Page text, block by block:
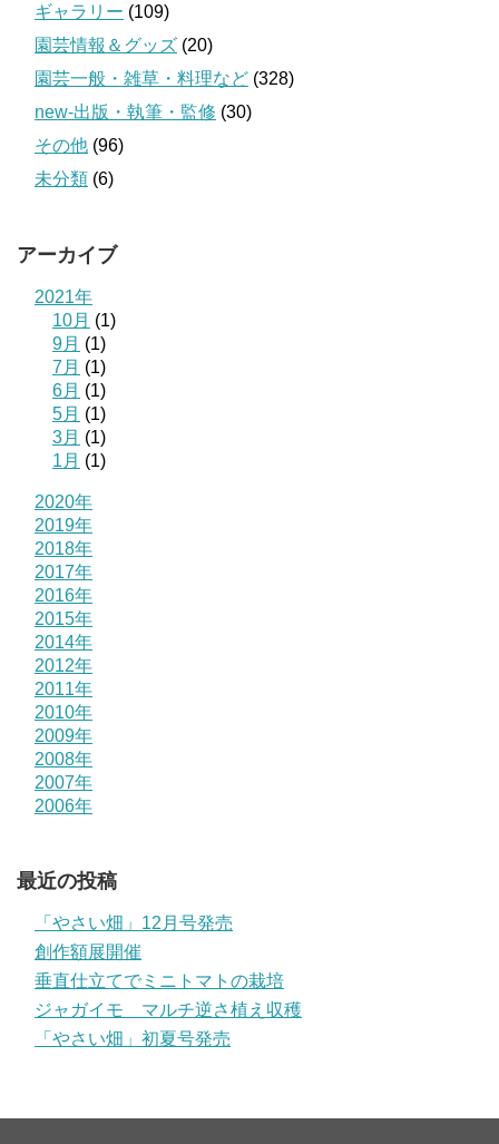
ギャラリー (109)
園芸情報＆グッズ (20)
園芸一般・雑草・料理など (328)
new-出版・執筆・監修 (30)
その他 (96)
未分類 (6)
アーカイブ
2021年
10月 (1)
9月 (1)
7月 (1)
6月 (1)
5月 (1)
3月 (1)
1月 (1)
2020年
2019年
2018年
2017年
2016年
2015年
2014年
2012年
2011年
2010年
2009年
2008年
2007年
2006年
最近の投稿
「やさい畑」12月号発売
創作額展開催
垂直仕立てでミニトマトの栽培
ジャガイモ マルチ逆さ植え収穫
「やさい畑」初夏号発売